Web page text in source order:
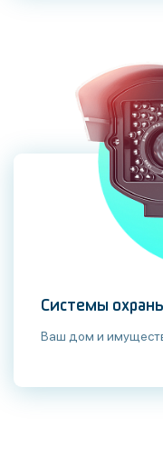
Системы
Ваш дом и